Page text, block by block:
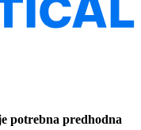
potrebna predhodna